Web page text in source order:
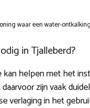
waar een water-
in Tjalleberd?
helpen met het
zijn vaak
verlaging in het